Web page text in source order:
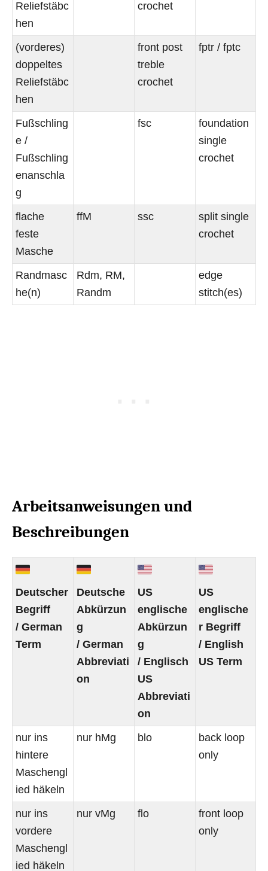
Reliefstäbc
hen
crochet
(vorderes)
doppeltes
Reliefstäbc
hen
front post
treble
crochet
fptr / fptc
Fußschling
e /
Fußschling
enanschla
g
fsc
foundation
single
crochet
flache
feste
Masche
ffM ssc
split single
crochet
Randmasc
he(n)
Rdm, RM,
Randm
edge
stitch(es)
Arbeitsanweisungen und
Beschreibungen
Deutscher
Begriff
/ German
Term
Deutsche
Abkürzun
g
/ German
Abbreviati
on
US
englische
Abkürzun
g
/ Englisch
US
Abbreviati
on
US
englische
r Begriff
/ English
US Term
nur ins
hintere
Maschengl
ied häkeln
nur hMg blo
back loop
only
nur ins
vordere
Maschengl
ied häkeln
nur vMg flo
front loop
only